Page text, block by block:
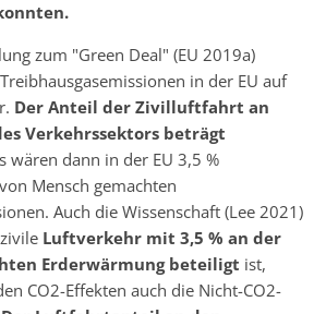
zum "Green Deal" (EU 2019a)
in der EU auf
Der Anteil der Zivilluftfahrt an
Verkehrssektors beträgt
wären dann in der EU 3,5 %
Mensch gemachten
Auch die Wissenschaft (Lee 2021)
Luftverkehr mit 3,5 % an der
Erderwärmung beteiligt ist,
CO2-Effekten auch die Nicht-CO2-